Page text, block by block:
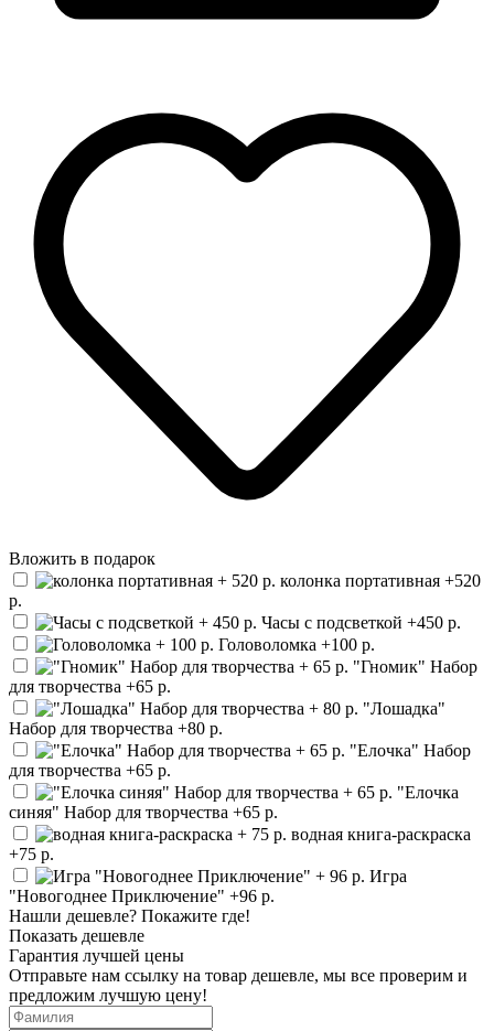
Вложить в подарок
колонка портативная +520
р.
Часы с подсветкой +450 р.
Головоломка +100 р.
"Гномик" Набор
для творчества +65 р.
"Лошадка"
Набор для творчества +80 р.
"Елочка" Набор
для творчества +65 р.
"Елочка
синяя" Набор для творчества +65 р.
водная книга-раскраска
+75 р.
Игра
"Новогоднее Приключение" +96 р.
Нашли дешевле? Покажите где!
Показать дешевле
Гарантия лучшей цены
Отправьте нам ссылку на товар дешевле, мы все проверим и
предложим лучшую цену!